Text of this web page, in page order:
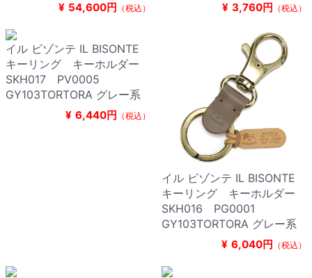
¥ 54,600円 （税込） ¥ 3,760円 （税込）
イル ビゾンテ IL BISONTE
キーリング キーホルダー
SKH017 PV0005
GY103TORTORA グレー系
¥ 6,440円 （税込）
イル ビゾンテ IL BISONTE
キーリング キーホルダー
SKH016 PG0001
GY103TORTORA グレー系
¥ 6,040円 （税込）